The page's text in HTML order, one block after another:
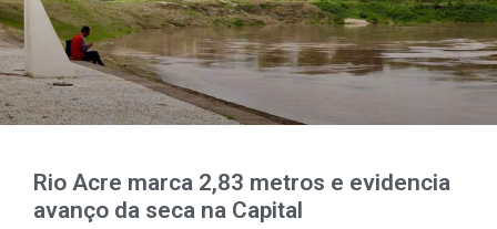
Rio Acre marca 2,83 metros e evidencia
avanço da seca na Capital